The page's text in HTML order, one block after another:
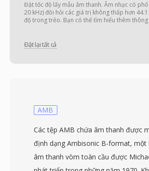
Đặt tốc độ lấy mẫu âm thanh. Âm nhạc có phổ
20 kHz) đòi hỏi các giá trị không thấp hơn
độ trong trẻo. Bạn có thể tìm hiểu thêm
Đặt lại tất cả
AMB
Các tệp AMB chứa âm thanh được
định dạng Ambisonic B-format, một
âm thanh vòm toàn cầu được